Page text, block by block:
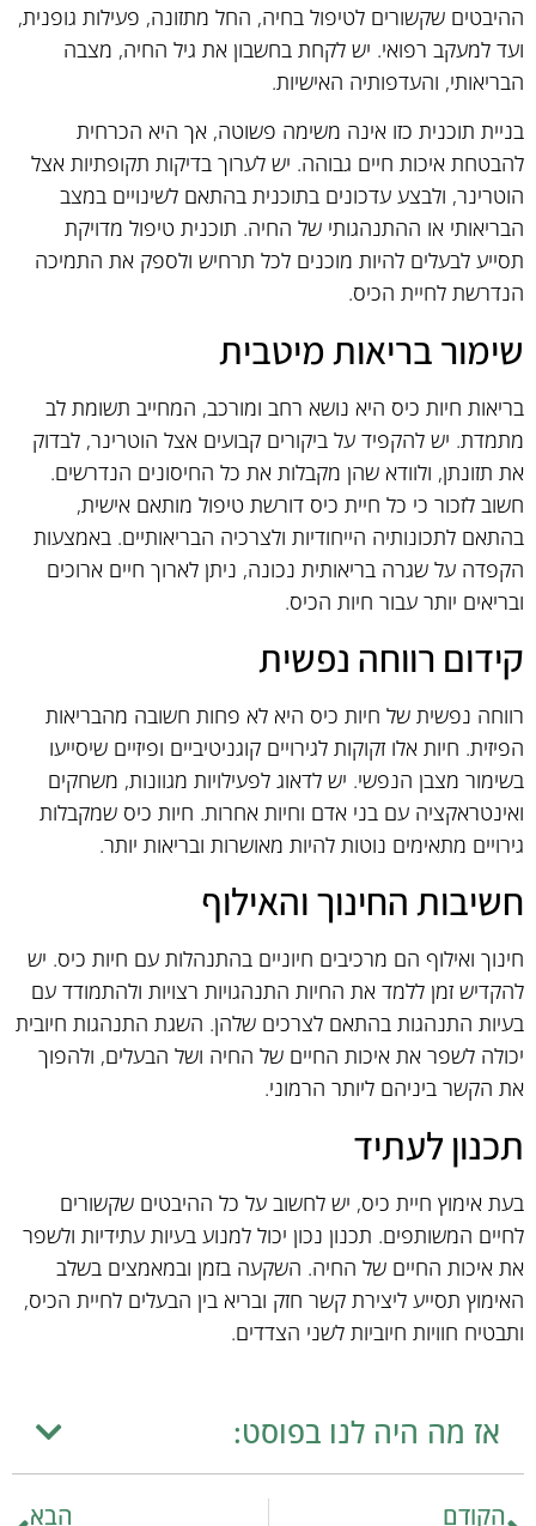
ההיבטים שקשורים לטיפול בחיה, החל מתזונה, פעילות גופנית,
ועד למעקב רפואי. יש לקחת בחשבון את גיל החיה, מצבה
הבריאותי, והעדפותיה האישיות.
בניית תוכנית כזו אינה משימה פשוטה, אך היא הכרחית
להבטחת איכות חיים גבוהה. יש לערוך בדיקות תקופתיות אצל
הוטרינר, ולבצע עדכונים בתוכנית בהתאם לשינויים במצב
הבריאותי או ההתנהגותי של החיה. תוכנית טיפול מדויקת
תסייע לבעלים להיות מוכנים לכל תרחיש ולספק את התמיכה
הנדרשת לחיית הכיס.
שימור בריאות מיטבית
בריאות חיות כיס היא נושא רחב ומורכב, המחייב תשומת לב
מתמדת. יש להקפיד על ביקורים קבועים אצל הוטרינר, לבדוק
את תזונתן, ולוודא שהן מקבלות את כל החיסונים הנדרשים.
חשוב לזכור כי כל חיית כיס דורשת טיפול מותאם אישית,
בהתאם לתכונותיה הייחודיות ולצרכיה הבריאותיים. באמצעות
הקפדה על שגרה בריאותית נכונה, ניתן לארוך חיים ארוכים
ובריאים יותר עבור חיות הכיס.
קידום רווחה נפשית
רווחה נפשית של חיות כיס היא לא פחות חשובה מהבריאות
הפיזית. חיות אלו זקוקות לגירויים קוגניטיביים ופיזיים שיסייעו
בשימור מצבן הנפשי. יש לדאוג לפעילויות מגוונות, משחקים
ואינטראקציה עם בני אדם וחיות אחרות. חיות כיס שמקבלות
גירויים מתאימים נוטות להיות מאושרות ובריאות יותר.
חשיבות החינוך והאילוף
חינוך ואילוף הם מרכיבים חיוניים בהתנהלות עם חיות כיס. יש
להקדיש זמן ללמד את החיות התנהגויות רצויות ולהתמודד עם
בעיות התנהגות בהתאם לצרכים שלהן. השגת התנהגות חיובית
יכולה לשפר את איכות החיים של החיה ושל הבעלים, ולהפוך
את הקשר ביניהם ליותר הרמוני.
תכנון לעתיד
בעת אימוץ חיית כיס, יש לחשוב על כל ההיבטים שקשורים
לחיים המשותפים. תכנון נכון יכול למנוע בעיות עתידיות ולשפר
את איכות החיים של החיה. השקעה בזמן ובמאמצים בשלב
האימוץ תסייע ליצירת קשר חזק ובריא בין הבעלים לחיית הכיס,
ותבטיח חוויות חיוביות לשני הצדדים.
אז מה היה לנו בפוסט:
הקודם הבא